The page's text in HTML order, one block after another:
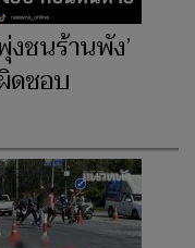
งชนร้านพัง’
ดชอบ